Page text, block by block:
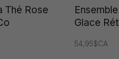
Thé Rose
Glace
54,95$CA